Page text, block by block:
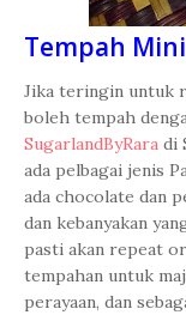
Tempah
Jika teringin untuk
boleh tempah
SugarlandByRara di
ada pelbagai jenis
ada chocolate dan
dan kebanyakan
pasti akan repeat
tempahan untuk
perayaan, dan